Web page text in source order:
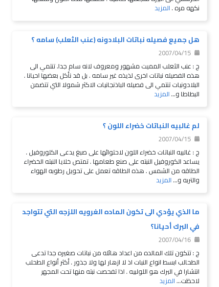
نكهه مره .المزيد
هل جميع فصيله نباتات البلادونه (عنب الثعلب) سامه ؟
2007/04/15
ج : عنب الثعلب المميت مشهور ومعروف لانه سام جدا. تنتمي الى
هذه الفصيله نباتات اخرى لذيذه غير سامه . بل قد نأكل بعضها احيانا .
البلادونيات تنتمي الى فصيله الباذنجانيات الاكثر شمولا التي تتضمن
البطاطا و...المزيد
لم غالبيه النباتات خضراء اللون ؟
2007/04/15
ج : غالبيه النباتات خضراء اللون لاحتوائها على صبغ يدعى الكلوروفيل .
يساعد الكوروفيل النبته على صنع طعامها . تمتص خلايا النبته الخضراء
الطاقه من الشمس . هذه الطاقه تعمل على تحويل رطوبه الهواء
والتربه و...المزيد
ما الذي يؤدي الى تكون الماده الغرويه اللزجه التي تتواجد
في البرك أحيانا؟
2007/04/16
ج : تتكون تلك المالده من اعداد هائله من نباتات صغيره جدا تدعى
الطحالب ابسط انواع النبات اذ لا ازهار لها ولا جذور . أكثر أنواع الطحلب
انتشارا في البرك هو اللولبيه . اذا تفحصت نبته منها تحت المجهر
لاحظت...المزيد